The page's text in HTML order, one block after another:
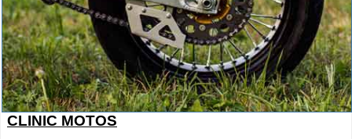
CLINIC MOTOS